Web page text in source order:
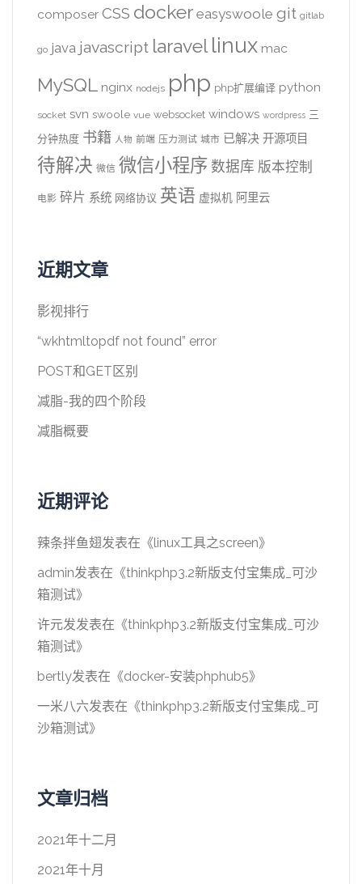
composer CSS docker easyswoole git gitlab
go java javascript laravel linux mac
MySQL nginx nodejs php php扩展编译 python
socket svn swoole vue websocket windows wordpress 三
分钟热度 书籍 人物 前端 压力测试 城市 已解决 开源项目
待解决 微信 微信小程序 数据库 版本控制
电影 碎片 系统 网络协议 英语 虚拟机 阿里云
近期文章
影视排行
“wkhtmltopdf not found” error
POST和GET区别
减脂-我的四个阶段
减脂概要
近期评论
辣条拌鱼翅发表在《linux工具之screen》
admin发表在《thinkphp3.2新版支付宝集成_可沙
箱测试》
许元发发表在《thinkphp3.2新版支付宝集成_可沙
箱测试》
bertly发表在《docker-安装phphub5》
一米八六发表在《thinkphp3.2新版支付宝集成_可
沙箱测试》
文章归档
2021年十二月
2021年十月